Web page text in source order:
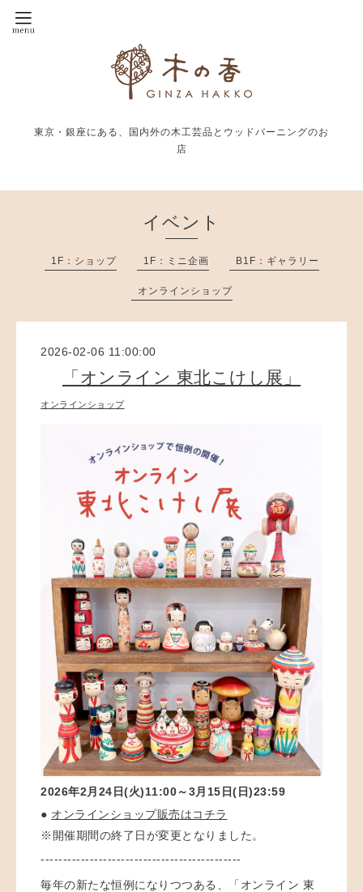
東京・銀座にある、国内外の木工芸品とウッドバーニングのお
店
イベント
1F：ショップ 1F：ミニ企画 B1F：ギャラリー
オンラインショップ
2026-02-06 11:00:00
「オンライン 東北こけし展」
オンラインショップ
2026年2月24日(火)11:00～3月15日(日)23:59
● オンラインショップ販売はコチラ
※ 開催期間の終了日が変更となりました 。
---------------------------------------------
毎年の新たな恒例になりつつある、「オンライン 東